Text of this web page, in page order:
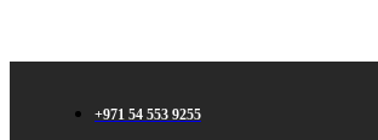
+971 54 553 9255